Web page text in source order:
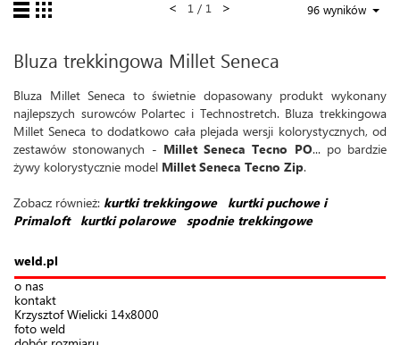
< 1 / 1 > 96 wyników
Bluza trekkingowa Millet Seneca
Bluza Millet Seneca to świetnie dopasowany produkt wykonany
najlepszych surowców Polartec i Technostretch. Bluza trekkingowa
Millet Seneca to dodatkowo cała plejada wersji kolorystycznych, od
zestawów stonowanych - Millet Seneca Tecno PO... po bardzie
żywy kolorystycznie model Millet Seneca Tecno Zip.
Zobacz również: kurtki trekkingowe
kurtki puchowe i
Primaloft
kurtki polarowe spodnie trekkingowe
weld.pl
o nas
kontakt
Krzysztof Wielicki 14x8000
foto weld